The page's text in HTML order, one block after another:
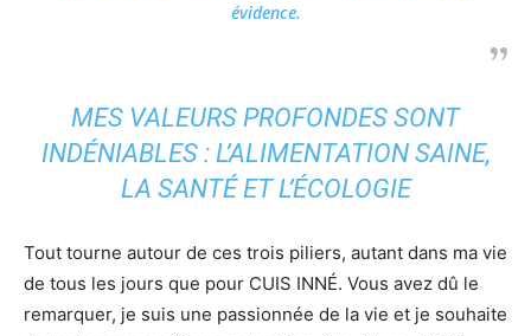
évidence.
MES VALEURS PROFONDES SONT
INDÉNIABLES : L’ALIMENTATION SAINE,
LA SANTÉ ET L’ÉCOLOGIE
Tout tourne autour de ces trois piliers, autant dans ma vie
de tous les jours que pour CUIS INNÉ. Vous avez dû le
remarquer, je suis une passionnée de la vie et je souhaite